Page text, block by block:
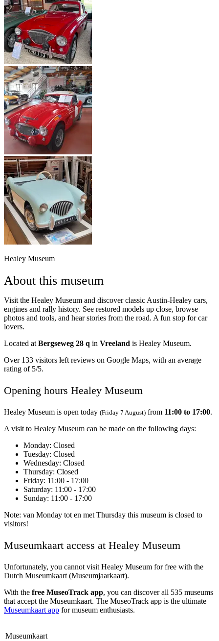
Healey Museum
About this museum
Visit the Healey Museum and discover classic Austin-Healey cars,
engines and rally history. See restored models up close, browse
photos and tools, and hear stories from the road. A fun stop for car
lovers.
Located at Bergseweg 28 q in Vreeland is Healey Museum.
Over 133 visitors left reviews on Google Maps, with an average
rating of 5/5.
Opening hours Healey Museum
Healey Museum is open today (Friday 7 August) from 11:00 to 17:00.
A visit to Healey Museum can be made on the following days:
Monday: Closed
Tuesday: Closed
Wednesday: Closed
Thursday: Closed
Friday: 11:00 - 17:00
Saturday: 11:00 - 17:00
Sunday: 11:00 - 17:00
Note: van Monday tot en met Thursday this museum is closed to
visitors!
Museumkaart access at Healey Museum
Unfortunately, you cannot visit Healey Museum for free with the
Dutch Museumkaart (Museumjaarkaart).
With the free MuseoTrack app, you can discover all 535 museums
that accept the Museumkaart. The MuseoTrack app is the ultimate
Museumkaart app for museum enthusiasts.
Museumkaart